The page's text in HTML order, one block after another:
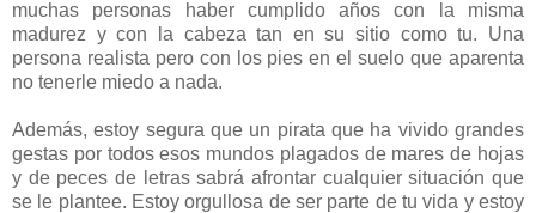
muchas personas haber cumplido años con la misma
madurez y con la cabeza tan en su sitio como tu. Una
persona realista pero con los pies en el suelo que aparenta
no tenerle miedo a nada.
Además, estoy segura que un pirata que ha vivido grandes
gestas por todos esos mundos plagados de mares de hojas
y de peces de letras sabrá afrontar cualquier situación que
se le plantee. Estoy orgullosa de ser parte de tu vida y estoy